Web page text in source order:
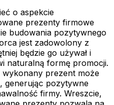
o aspekcie
prezenty firmowe
budowania pozytywnego
jest zadowolony z
będzie go używał i
naturalną formę promocji.
prezent może
generując pozytywne
firmy. Wreszcie,